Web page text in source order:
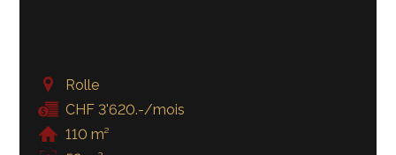
Rolle
CHF 3'620.-/mois
110 m²